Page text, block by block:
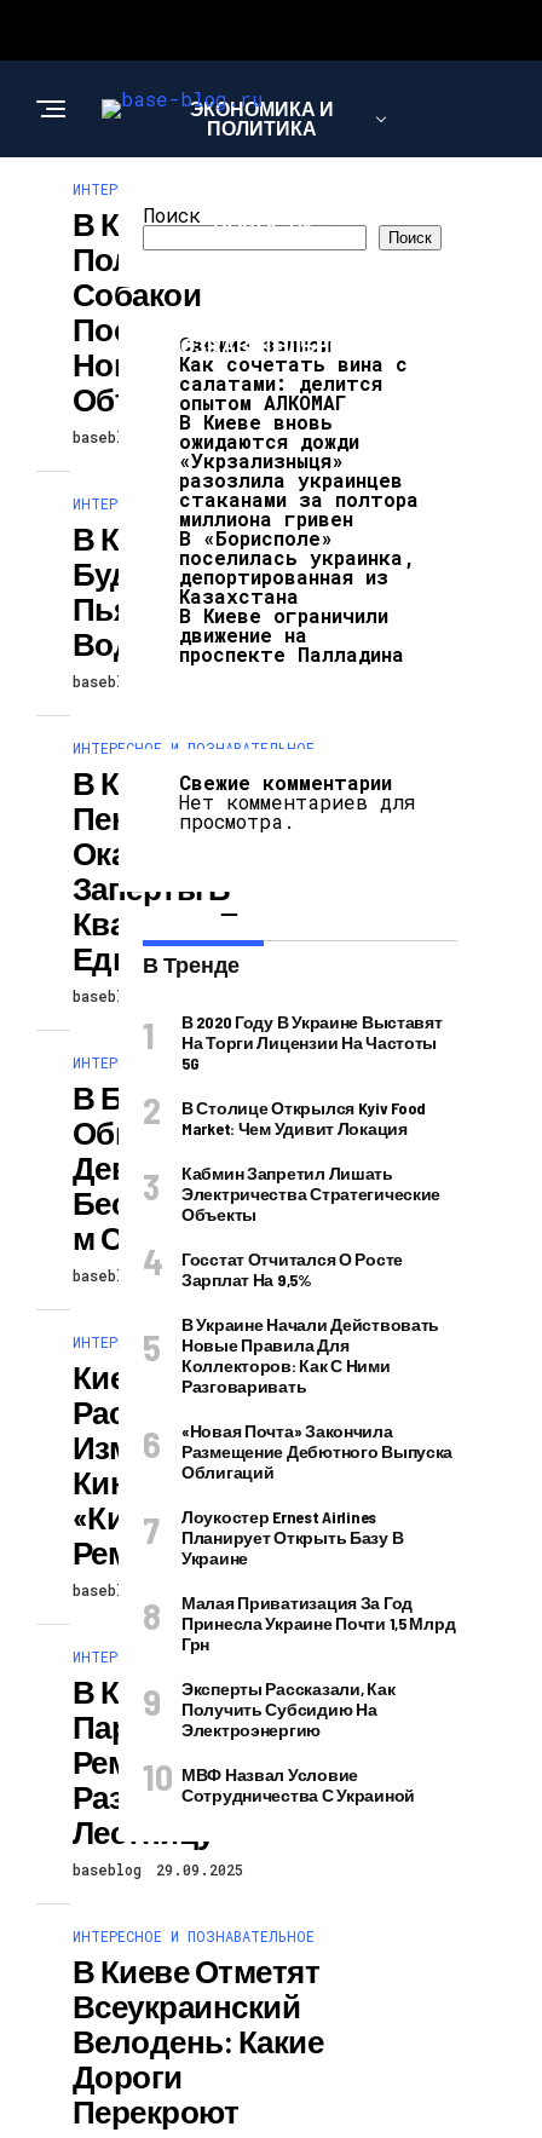
ЭКОНОМИКА И
ПОЛИТИКА
НОВОСТИ
ПОЗНАВАТЕЛЬНОЕ
ИНТЕРЕСНОЕ И ПОЗНАВАТЕЛЬНОЕ
В Киеве
Полицейскому С
Собакой
Посвятили
Новый Арт-
Объект
baseblog 30.09.2025
ИНТЕРЕСНОЕ И ПОЗНАВАТЕЛЬНОЕ
В Киеве Вновь
Будут Ловить
Пьяных
Водителей
baseblog
ИНТЕРЕСНОЕ И ПОЗНАВАТЕЛЬНОЕ
В Киеве
Пенсионеры
Оказались
Заперты В
Квартире Без
Еды И Лекарств
baseblog
ИНТЕРЕСНОЕ И ПОЗНАВАТЕЛЬНОЕ
В Броварах
Обнаружили
Девушку В
Бессознательно
М Состоянии
baseblog 30.09.2025
ИНТЕРЕСНОЕ И ПОЗНАВАТЕЛЬНОЕ
Киевлянам
Рассказали, Как
Изменится
Кинотеатр
«Киото» После
Ремонта
baseblog
ИНТЕРЕСНОЕ И ПОЗНАВАТЕЛЬНОЕ
В Крещатом
Парке Начали
Ремонтировать
Развалившуюся
Лестницу
baseblog 29.09.2025
ИНТЕРЕСНОЕ И ПОЗНАВАТЕЛЬНОЕ
В Киеве Отметят
Всеукраинский
Велодень: Какие
Дороги
Перекроют
Поиск
Поиск
Свежие записи
Как сочетать вина с
салатами: делится
опытом АЛКОМАГ
В Киеве вновь
ожидаются дожди
«Укрзализныця»
разозлила украинцев
стаканами за полтора
миллиона гривен
В «Борисполе»
поселилась украинка,
депортированная из
Казахстана
В Киеве ограничили
движение на
проспекте Палладина
Свежие комментарии
Нет комментариев для
просмотра.
В Тренде
В 2020 Году В Украине Выставят
На Торги Лицензии На Частоты
5G
В Столице Открылся Kyiv Food
Market: Чем Удивит Локация
Кабмин Запретил Лишать
Электричества Стратегические
Объекты
Госстат Отчитался О Росте
Зарплат На 9,5%
В Украине Начали Действовать
Новые Правила Для
Коллекторов: Как С Ними
Разговаривать
«Новая Почта» Закончила
Размещение Дебютного Выпуска
Облигаций
Лоукостер Ernest Airlines
Планирует Открыть Базу В
Украине
Малая Приватизация За Год
Принесла Украине Почти 1,5 Млрд
Грн
Эксперты Рассказали, Как
Получить Субсидию На
Электроэнергию
МВФ Назвал Условие
Сотрудничества С Украиной